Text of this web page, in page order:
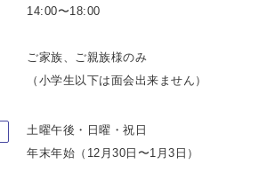
14:00〜18:00
ご家族、ご親族様のみ
（小学生以下は面会出来ません）
土曜午後・日曜・祝日
年末年始（12月30日〜1月3日）